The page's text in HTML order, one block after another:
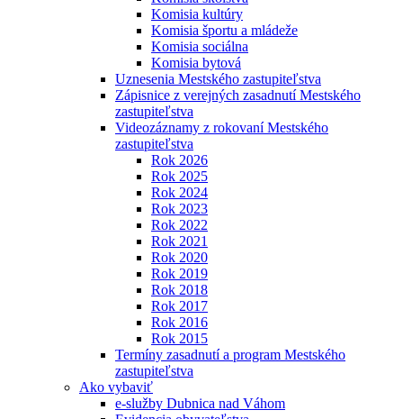
Komisia kultúry
Komisia športu a mládeže
Komisia sociálna
Komisia bytová
Uznesenia Mestského zastupiteľstva
Zápisnice z verejných zasadnutí Mestského
zastupiteľstva
Videozáznamy z rokovaní Mestského
zastupiteľstva
Rok 2026
Rok 2025
Rok 2024
Rok 2023
Rok 2022
Rok 2021
Rok 2020
Rok 2019
Rok 2018
Rok 2017
Rok 2016
Rok 2015
Termíny zasadnutí a program Mestského
zastupiteľstva
Ako vybaviť
e-služby Dubnica nad Váhom